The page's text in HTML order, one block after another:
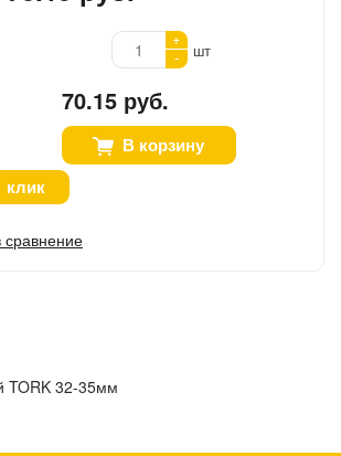
+
-
шт
70.15 руб.
В корзину
клик
сравнение
TORK 32-35мм